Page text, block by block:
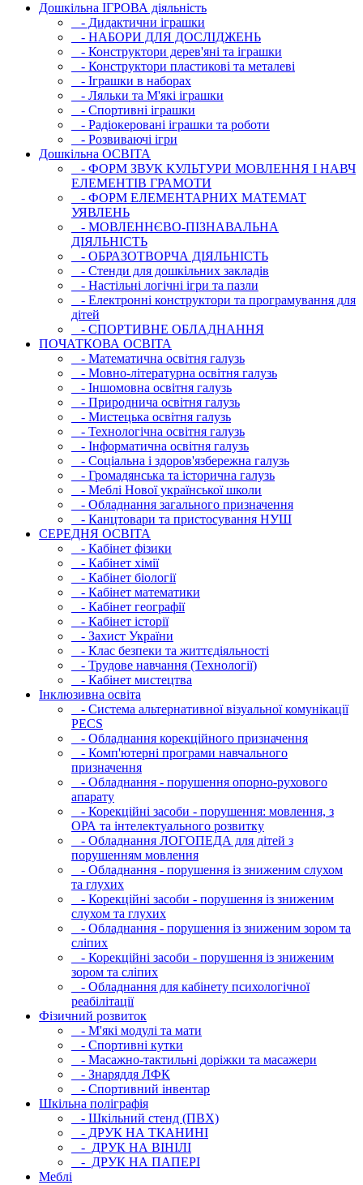
Дошкільна ІГРОВА діяльність
- Дидактични іграшки
- НАБОРИ ДЛЯ ДОСЛІДЖЕНЬ
- Конструктори дерев'яні та іграшки
- Конструктори пластикові та металеві
- Іграшки в наборах
- Ляльки та М'які іграшки
- Спортивні іграшки
- Радіокеровані іграшки та роботи
- Розвиваючі ігри
Дошкільна ОСВIТА
- ФОРМ ЗВУК КУЛЬТУРИ МОВЛЕННЯ І НАВЧ
ЕЛЕМЕНТІВ ГРАМОТИ
- ФОРМ ЕЛЕМЕНТАРНИХ МАТЕМАТ
УЯВЛЕНЬ
- МОВЛЕННЄВО-ПІЗНАВАЛЬНА
ДІЯЛЬНІСТЬ
- ОБРАЗОТВОРЧА ДІЯЛЬНІСТЬ
- Стенди для дошкільних закладів
- Настільні логічні ігри та пазли
- Електронні конструктори та програмування для
дітей
- СПОРТИВНЕ ОБЛАДНАННЯ
ПОЧАТКОВА ОСВIТА
- Математична освітня галузь
- Мовно-літературна освітня галузь
- Iншомовна освітня галузь
- Природнича освітня галузь
- Мистецька освітня галузь
- Технологічна освітня галузь
- Інфopматична освітня галузь
- Соціальна і здоров'язбережна галузь
- Громадянська та історична галузь
- Меблі Нової української школи
- Обладнання загального призначення
- Канцтовари та пристосування НУШ
СЕРЕДНЯ ОСВIТА
- Кабінет фізики
- Кабінет хімії
- Кабінет біології
- Кабінет математики
- Кабінет географії
- Кабінет історії
- Захист України
- Клас безпеки та життєдіяльності
- Трудове навчання (Технології)
- Кабінет мистецтва
Інклюзивна освіта
- Система альтернативної візуальної комунікації
PECS
- Обладнання корекційного призначення
- Комп'ютерні програми навчального
призначення
- Обладнання - порушення опорно-рухового
апарату
- Корекційні засоби - порушення: мовлення, з
ОРА та інтелектуального розвитку
- Обладнання ЛОГОПЕДА для дітей з
порушенням мовлення
- Обладнання - порушення із зниженим слухом
та глухих
- Корекційні засоби - порушення із зниженим
слухом та глухих
- Обладнання - порушення із зниженим зором та
сліпих
- Корекційні засоби - порушення із зниженим
зором та сліпих
- Обладнання для кабінету психологічної
реабілітації
Фізичний розвиток
- М'які модулi та мати
- Спортивні кутки
- Масажно-тактильні доріжки та масажери
- Знаряддя ЛФК
- Спортивний інвентар
Шкільна поліграфія
- Шкільний стенд (ПВХ)
- ДРУК НА ТКАНИНІ
- ДРУК НА ВІНІЛІ
- ДРУК НА ПАПЕРІ
Меблі